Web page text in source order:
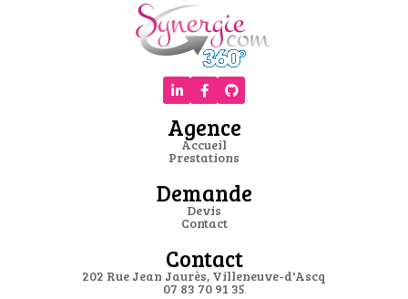
Agence
Accueil
Prestations
Demande
Devis
Contact
Contact
202 Rue Jean Jaurès, Villeneuve-d'Ascq
07 83 70 91 35